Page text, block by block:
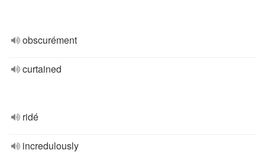
obscurément
curtained
ridé
incredulously